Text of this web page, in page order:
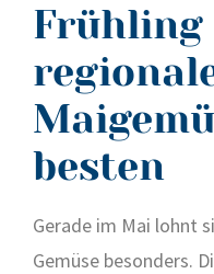
Frühling
besten
Gera­de im Mai lohnt
Gemü­se beson­ders.